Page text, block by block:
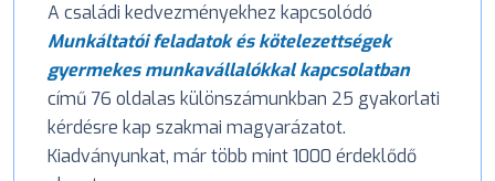
A családi kedvezményekhez kapcsolódó
Munkáltatói feladatok és kötelezettségek
gyermekes munkavállalókkal kapcsolatban
című 76 oldalas különszámunkban 25 gyakorlati
kérdésre kap szakmai magyarázatot.
Kiadványunkat, már több mint 1000 érdeklődő